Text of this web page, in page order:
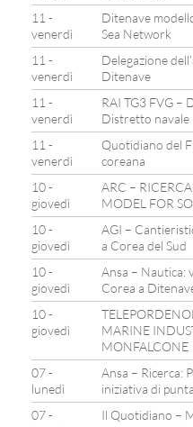
11 -
venerdì
Ditenave
Sea Network
11 -
venerdì
Delegazione
Ditenave
11 -
venerdì
RAI TG3 FVG –
Distretto navale
11 -
venerdì
Quotidiano del
coreana
10 -
giovedì
ARC –
MODEL FOR
10 -
giovedì
AGI –
a Corea del Sud
10 -
giovedì
Ansa – Nautica:
Corea a
10 -
giovedì
MARINE
MONFALCONE
07 -
lunedì
Ansa – Ricerca:
iniziativa di punta
07 -
Il Quotidiano –